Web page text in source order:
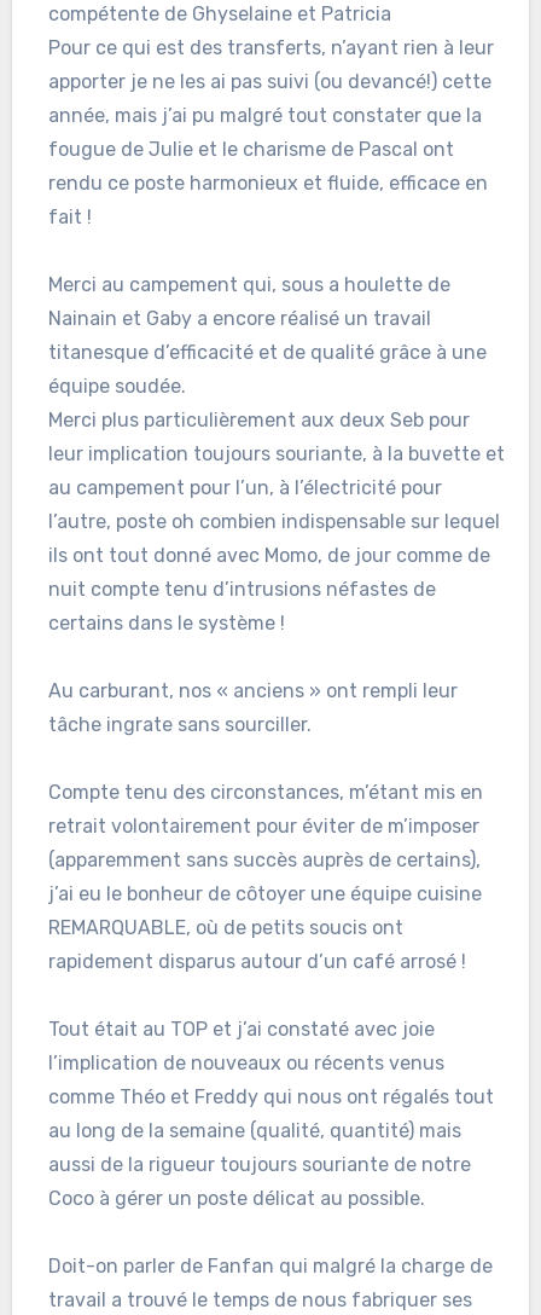
compétente de Ghyselaine et Patricia
Pour ce qui est des transferts, n’ayant rien à leur
apporter je ne les ai pas suivi (ou devancé!) cette
année, mais j’ai pu malgré tout constater que la
fougue de Julie et le charisme de Pascal ont
rendu ce poste harmonieux et fluide, efficace en
fait !
Merci au campement qui, sous a houlette de
Nainain et Gaby a encore réalisé un travail
titanesque d’efficacité et de qualité grâce à une
équipe soudée.
Merci plus particulièrement aux deux Seb pour
leur implication toujours souriante, à la buvette et
au campement pour l’un, à l’électricité pour
l’autre, poste oh combien indispensable sur lequel
ils ont tout donné avec Momo, de jour comme de
nuit compte tenu d’intrusions néfastes de
certains dans le système !
Au carburant, nos « anciens » ont rempli leur
tâche ingrate sans sourciller.
Compte tenu des circonstances, m’étant mis en
retrait volontairement pour éviter de m’imposer
(apparemment sans succès auprès de certains),
j’ai eu le bonheur de côtoyer une équipe cuisine
REMARQUABLE, où de petits soucis ont
rapidement disparus autour d’un café arrosé !
Tout était au TOP et j’ai constaté avec joie
l’implication de nouveaux ou récents venus
comme Théo et Freddy qui nous ont régalés tout
au long de la semaine (qualité, quantité) mais
aussi de la rigueur toujours souriante de notre
Coco à gérer un poste délicat au possible.
Doit-on parler de Fanfan qui malgré la charge de
travail a trouvé le temps de nous fabriquer ses